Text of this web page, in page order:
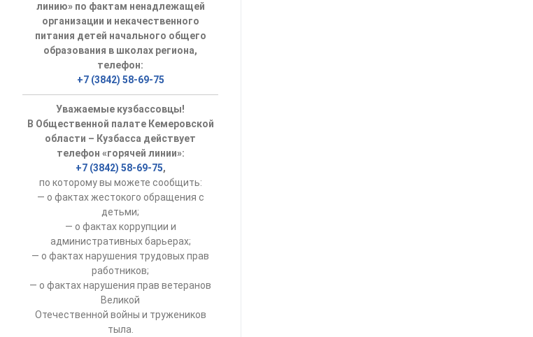
линию» по фактам ненадлежащей
организации и некачественного
питания детей начального общего
образования в школах региона,
телефон:
+7 (3842) 58-69-75
Уважаемые кузбассовцы!
В Общественной палате Кемеровской
области – Кузбасса действует
телефон «горячей линии»:
+7 (3842) 58-69-75,
по которому вы можете сообщить:
— о фактах жестокого обращения с
детьми;
— о фактах коррупции и
административных барьерах;
— о фактах нарушения трудовых прав
работников;
— о фактах нарушения прав ветеранов
Великой
Отечественной войны и тружеников
тыла.